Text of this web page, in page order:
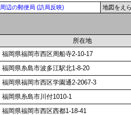
周辺の郵便局 (訪局反映) 地図をえ
所在地
福岡県福岡市西区周船寺2-10-17
福岡県糸島市波多江駅北1-8-20
福岡県福岡市西区学園通2-2067-3
福岡県糸島市川付1010-1
福岡県福岡市西区西都1-18-41